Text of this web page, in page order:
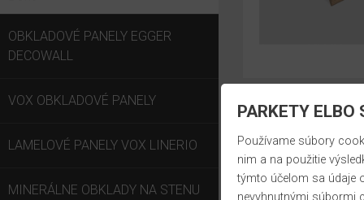
OBKLADOVÉ PANELY EGGER
DECOWALL
VOX OBKLADOVÉ PANELY
LAMELOVÉ PANELY VOX LINERIO
MINERÁLNE OBKLADY NA STENU
PARKETY ELBO
Používame súbory
nim a na použitie
týmto účelom sa údaje
nevyhnutnými súbormi